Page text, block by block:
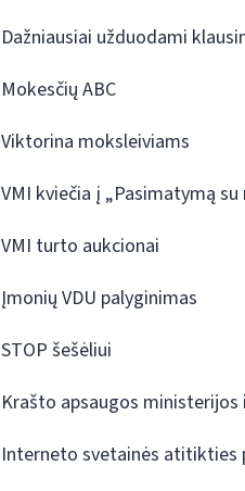
Dažniausiai užduodami
Mokesčių ABC
Viktorina moksleiviams
VMI kviečia į „Pasimatymą
VMI turto aukcionai
Įmonių VDU palyginimas
STOP šešėliui
Krašto apsaugos
Interneto svetainės atitikties